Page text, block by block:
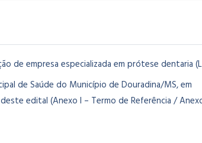
empresa especializada em prótese dentaria
de Saúde do Município de Douradina/MS, em
edital (Anexo I – Termo de Referência /